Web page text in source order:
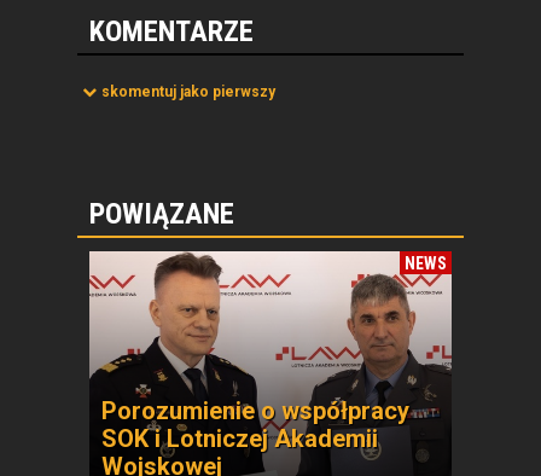
KOMENTARZE
skomentuj jako pierwszy
POWIĄZANE
NEWS
Porozumienie o współpracy
SOK i Lotniczej Akademii
Wojskowej